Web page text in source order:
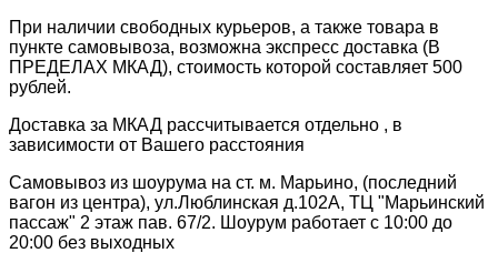
При наличии свободных курьеров, а также товара в
пункте самовывоза, возможна экспресс доставка (В
ПРЕДЕЛАХ МКАД), стоимость которой составляет 500
рублей.
Доставка за МКАД рассчитывается отдельно , в
зависимости от Вашего расстояния
Самовывоз из шоурума на ст. м. Марьино, (последний
вагон из центра), ул.Люблинская д.102А, ТЦ "Марьинский
пассаж" 2 этаж пав. 67/2. Шоурум работает с 10:00 до
20:00 без выходных